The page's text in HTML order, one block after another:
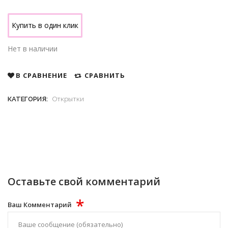
Купить в один клик
Нет в наличии
В СРАВНЕНИЕ СРАВНИТЬ
КАТЕГОРИЯ: Открытки
Оставьте свой комментарий
Ваш Комментарий *